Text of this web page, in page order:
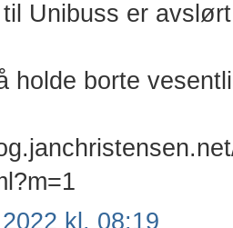
Unibuss er
holde borte
kl. 08:19